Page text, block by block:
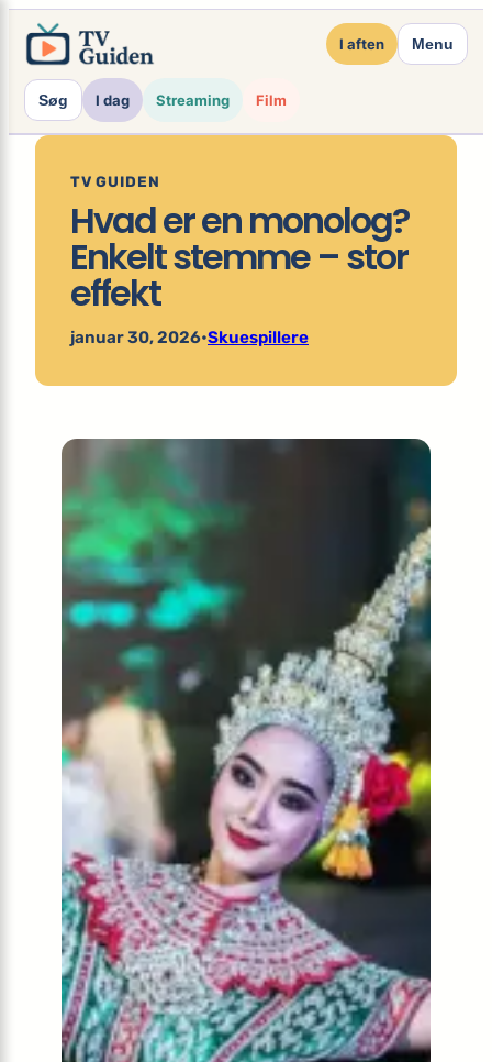
Spring
indhold
I aften Menu
Søg I dag Streaming Film
TV GUIDEN
Hvad er en monolog?
Enkelt stemme – stor
effekt
januar 30, 2026•Skuespillere